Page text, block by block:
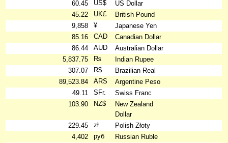
60.45 US$
US Dollar
45.22
UK£
British Pound
9,858
¥
Japanese Yen
85.16
CAD
Canadian Dollar
86.44
AUD
Australian Dollar
5,837.75
₨
Indian Rupee
307.07
R$
Brazilian Real
89,523.84
ARS
Argentine Peso
49.11
SFr.
Swiss Franc
103.90
NZ$
New Zealand
Dollar
229.45
zł
Polish Złoty
4,402
руб
Russian Ruble